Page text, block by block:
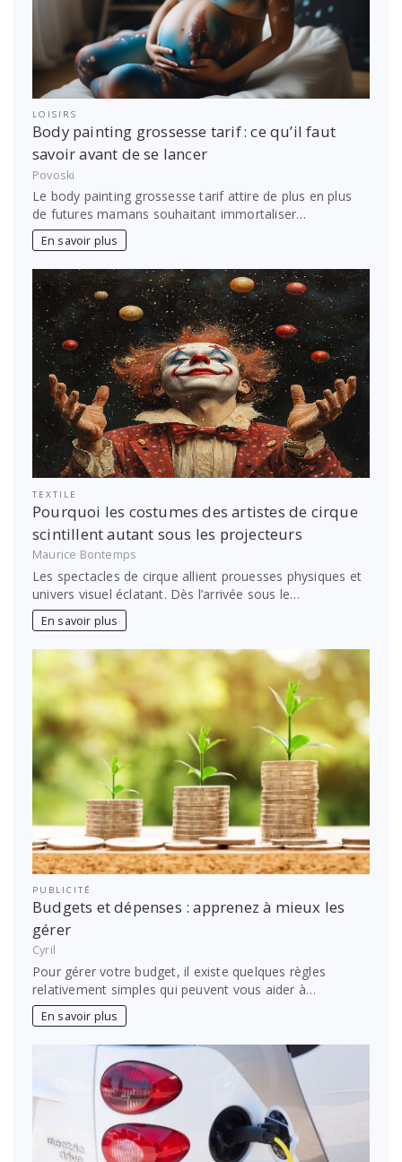
LOISIRS
Body painting grossesse tarif : ce qu’il faut
savoir avant de se lancer
Povoski
Le body painting grossesse tarif attire de plus en plus
de futures mamans souhaitant immortaliser…
En savoir plus
TEXTILE
Pourquoi les costumes des artistes de cirque
scintillent autant sous les projecteurs
Maurice Bontemps
Les spectacles de cirque allient prouesses physiques et
univers visuel éclatant. Dès l’arrivée sous le…
En savoir plus
PUBLICITÉ
Budgets et dépenses : apprenez à mieux les
gérer
Cyril
Pour gérer votre budget, il existe quelques règles
relativement simples qui peuvent vous aider à…
En savoir plus